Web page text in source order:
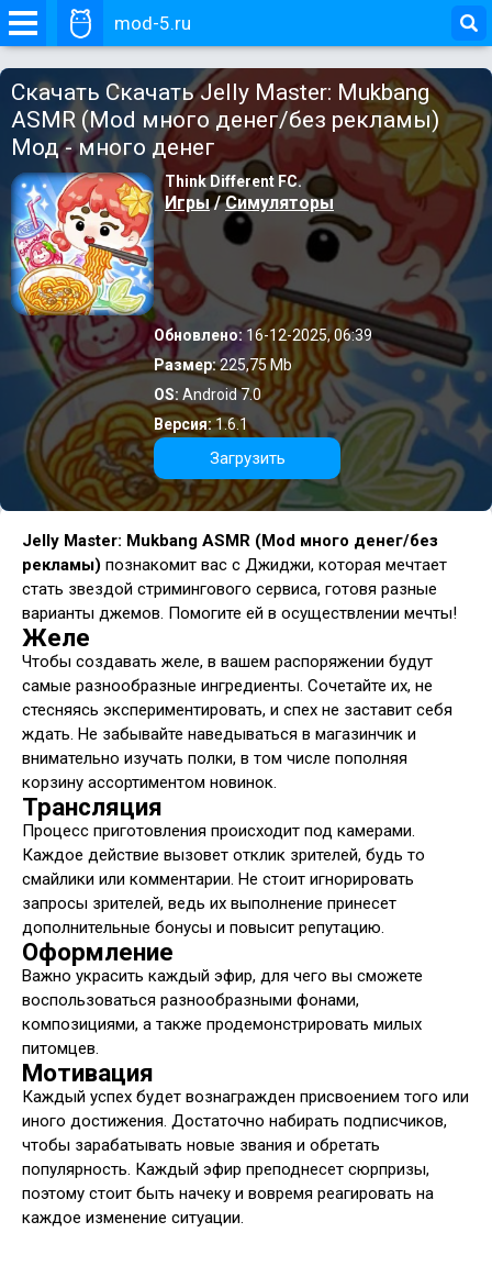
mod-5.ru
Скачать Скачать Jelly Master: Mukbang
ASMR (Mod много денег/без рекламы)
Мод - много денег
Think Different FC.
Игры/Симуляторы
Обновлено:16-12-2025, 06:39
Размер:225,75 Mb
OS: Android 7.0
Версия:1.6.1
Загрузить
Jelly Master: Mukbang ASMR (Mod много денег/без
рекламы) познакомит вас с Джиджи, которая мечтает
стать звездой стримингового сервиса, готовя разные
варианты джемов. Помогите ей в осуществлении мечты!
Желе
Чтобы создавать желе, в вашем распоряжении будут
самые разнообразные ингредиенты. Сочетайте их, не
стесняясь экспериментировать, и спех не заставит себя
ждать. Не забывайте наведываться в магазинчик и
внимательно изучать полки, в том числе пополняя
корзину ассортиментом новинок.
Трансляция
Процесс приготовления происходит под камерами.
Каждое действие вызовет отклик зрителей, будь то
смайлики или комментарии. Не стоит игнорировать
запросы зрителей, ведь их выполнение принесет
дополнительные бонусы и повысит репутацию.
Оформление
Важно украсить каждый эфир, для чего вы сможете
воспользоваться разнообразными фонами,
композициями, а также продемонстрировать милых
питомцев.
Мотивация
Каждый успех будет вознагражден присвоением того или
иного достижения. Достаточно набирать подписчиков,
чтобы зарабатывать новые звания и обретать
популярность. Каждый эфир преподнесет сюрпризы,
поэтому стоит быть начеку и вовремя реагировать на
каждое изменение ситуации.